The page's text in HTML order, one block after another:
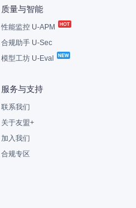
质量与智能
性能监控 U-APM
合规助手 U-Sec
模型工坊 U-Eval
服务与支持
联系我们
关于友盟+
加入我们
合规专区